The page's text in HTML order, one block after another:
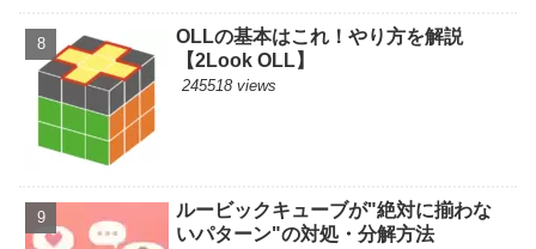
OLLの基本はこれ！やり方を解説
【2Look OLL】
245518 views
ルービックキューブが"絶対に揃わな
いパターン"の対処・分解方法